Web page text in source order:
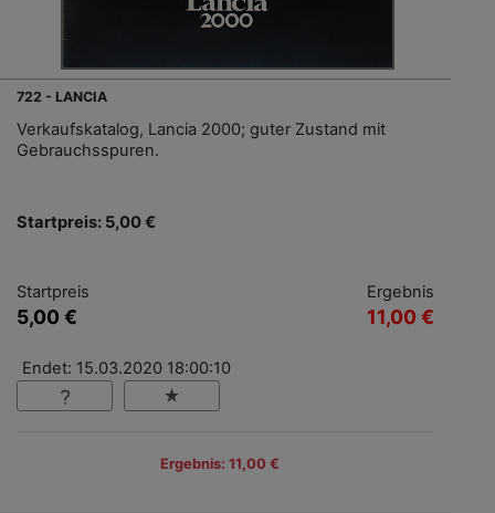
722 - LANCIA
Verkaufskatalog, Lancia 2000; guter Zustand mit
Gebrauchsspuren.
Startpreis: 5,00 €
Startpreis
5,00 €
Ergebnis
11,00 €
Endet: 15.03.2020 18:00:10
Ergebnis: 11,00 €